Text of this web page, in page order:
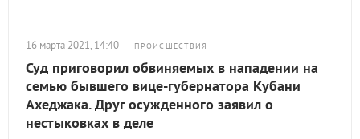
16 марта 2021, 14:40 ПРОИСШЕСТВИЯ
Суд приговорил обвиняемых в нападении на
семью бывшего вице-губернатора Кубани
Ахеджака. Друг осужденного заявил о
нестыковках в деле